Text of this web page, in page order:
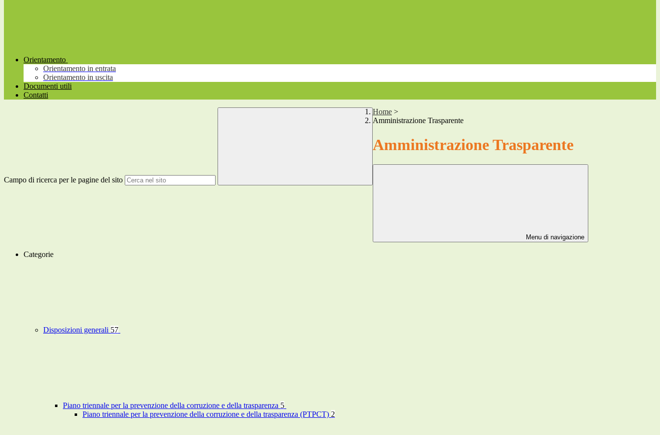
Orientamento
Orientamento in entrata
Orientamento in uscita
Documenti utili
Contatti
Campo di ricerca per le pagine del sito
Home >
Amministrazione Trasparente
Amministrazione Trasparente
Menu di navigazione
Categorie
Disposizioni generali 57
Piano triennale per la prevenzione della corruzione e della trasparenza 5
Piano triennale per la prevenzione della corruzione e della trasparenza (PTPCT) 2